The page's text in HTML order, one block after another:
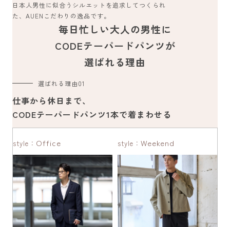
日本人男性に似合うシルエットを追求してつくられ
た、AUENこだわりの逸品です。
毎日忙しい大人の男性に
CODEテーパードパンツが
選ばれる理由
選ばれる理由01
仕事から休日まで、
CODEテーパードパンツ1本で着まわせる
Office Weekend